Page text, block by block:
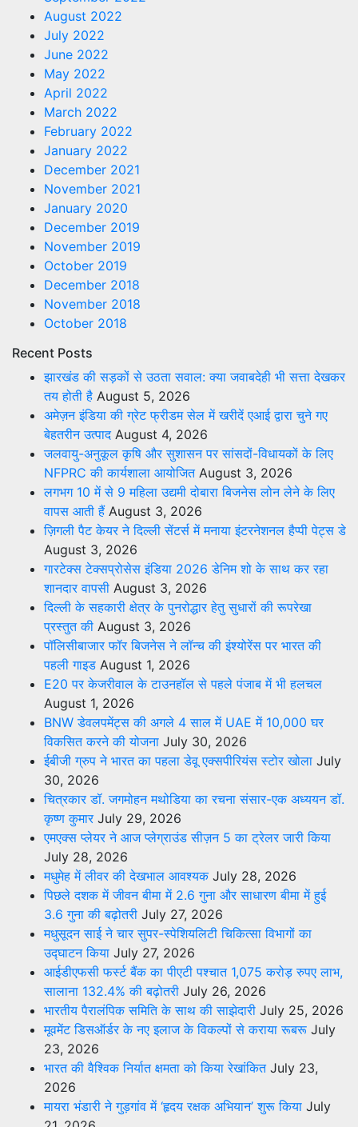
August 2022
July 2022
June 2022
May 2022
April 2022
March 2022
February 2022
January 2022
December 2021
November 2021
January 2020
December 2019
November 2019
October 2019
December 2018
November 2018
October 2018
Recent Posts
झारखंड की सड़कों से उठता सवाल: क्या जवाबदेही भी सत्ता देखकर
तय होती है August 5, 2026
अमेज़न इंडिया की ग्रेट फ्रीडम सेल में खरीदें एआई द्वारा चुने गए
बेहतरीन उत्पाद August 4, 2026
जलवायु-अनुकूल कृषि और सुशासन पर सांसदों-विधायकों के लिए
NFPRC की कार्यशाला आयोजित August 3, 2026
लगभग 10 में से 9 महिला उद्यमी दोबारा बिजनेस लोन लेने के लिए
वापस आती हैं August 3, 2026
ज़िगली पैट केयर ने दिल्ली सेंटर्स में मनाया इंटरनेशनल हैप्पी पेट्स डे
August 3, 2026
गारटेक्स टेक्सप्रोसेस इंडिया 2026 डेनिम शो के साथ कर रहा
शानदार वापसी August 3, 2026
दिल्ली के सहकारी क्षेत्र के पुनरोद्धार हेतु सुधारों की रूपरेखा
प्रस्तुत की August 3, 2026
पॉलिसीबाजार फॉर बिजनेस ने लॉन्च की इंश्योरेंस पर भारत की
पहली गाइड August 1, 2026
E20 पर केजरीवाल के टाउनहॉल से पहले पंजाब में भी हलचल
August 1, 2026
BNW डेवलपमेंट्स की अगले 4 साल में UAE में 10,000 घर
विकसित करने की योजना July 30, 2026
ईबीजी ग्रुप ने भारत का पहला डेवू एक्सपीरियंस स्टोर खोला July
30, 2026
चित्रकार डॉ. जगमोहन मथोडिया का रचना संसार-एक अध्ययन डॉ.
कृष्ण कुमार July 29, 2026
एमएक्स प्लेयर ने आज प्लेग्राउंड सीज़न 5 का ट्रेलर जारी किया
July 28, 2026
मधुमेह में लीवर की देखभाल आवश्यक July 28, 2026
पिछले दशक में जीवन बीमा में 2.6 गुना और साधारण बीमा में हुई
3.6 गुना की बढ़ोतरी July 27, 2026
मधुसूदन साई ने चार सुपर-स्पेशियलिटी चिकित्सा विभागों का
उद्घाटन किया July 27, 2026
आईडीएफसी फर्स्ट बैंक का पीएटी पश्चात 1,075 करोड़ रुपए लाभ,
सालाना 132.4% की बढ़ोतरी July 26, 2026
भारतीय पैरालंपिक समिति के साथ की साझेदारी July 25, 2026
मूवमेंट डिसऑर्डर के नए इलाज के विकल्पों से कराया रूबरू July
23, 2026
भारत की वैश्विक निर्यात क्षमता को किया रेखांकित July 23,
2026
मायरा भंडारी ने गुड़गांव में ‘हृदय रक्षक अभियान’ शुरू किया July